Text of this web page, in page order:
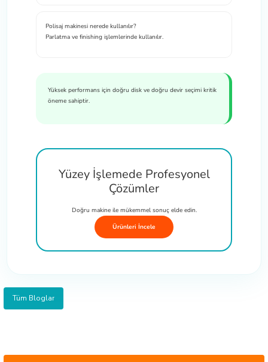
Polisaj makinesi nerede kullanılır?
Parlatma ve finishing işlemlerinde kullanılır.
Yüksek performans için doğru disk ve doğru devir seçimi kritik
öneme sahiptir.
Yüzey İşlemede Profesyonel
Çözümler
Doğru makine ile mükemmel sonuç elde edin.
Ürünleri İncele
Tüm Bloglar